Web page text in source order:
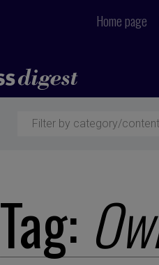
Home page
Filter by category/content
Tag: